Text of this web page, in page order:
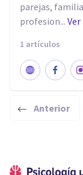
parejas,
profesion... Ver
1 artículos
Anterior